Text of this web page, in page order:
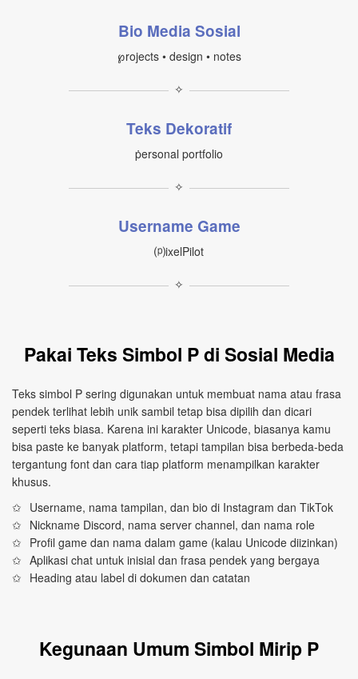
Bio Media Sosial
℘rojects • design • notes
✧
Teks Dekoratif
ṗersonal portfolio
✧
Username Game
⒫ixelPilot
✧
Pakai Teks Simbol P di Sosial Media
Teks simbol P sering digunakan untuk membuat nama atau frasa
pendek terlihat lebih unik sambil tetap bisa dipilih dan dicari
seperti teks biasa. Karena ini karakter Unicode, biasanya kamu
bisa paste ke banyak platform, tetapi tampilan bisa berbeda-beda
tergantung font dan cara tiap platform menampilkan karakter
khusus.
Username, nama tampilan, dan bio di Instagram dan TikTok
Nickname Discord, nama server channel, dan nama role
Profil game dan nama dalam game (kalau Unicode diizinkan)
Aplikasi chat untuk inisial dan frasa pendek yang bergaya
Heading atau label di dokumen dan catatan
Kegunaan Umum Simbol Mirip P